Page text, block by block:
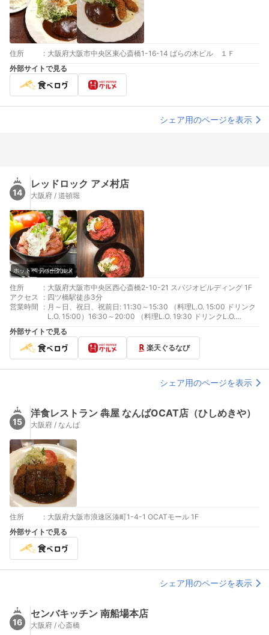
住所 : 大阪府大阪市中央区東心斎橋1-16-14 ばらの木ビル １Ｆ
外部サイトで見る
シェア用のページを表示
14
レッドロック アメ村店
大阪府 / 道頓堀
ホットペッパーグルメ
住所 : 大阪府大阪市中央区西心斎橋2-10-21 スパジオビルディング 1F
アクセス
: 四ツ橋駅徒歩3分
営業時間
: 月～日、祝日、祝前日: 11:30～15:30 （料理L.O. 15:00 ドリンク
L.O. 15:00）16:30～20:00 （料理L.O. 19:30 ドリンクL.O.
19:30）
外部サイトで見る
楽天ぐるなび
シェア用のページを表示
15
洋食レストラン 犇屋 なんばOCAT店（ひしめきや）
大阪府 / なんば
住所 : 大阪府大阪市浪速区湊町1-4-1 OCATモール 1F
外部サイトで見る
シェア用のページを表示
16
センバキッチン 南船場本店
大阪府 / 心斎橋